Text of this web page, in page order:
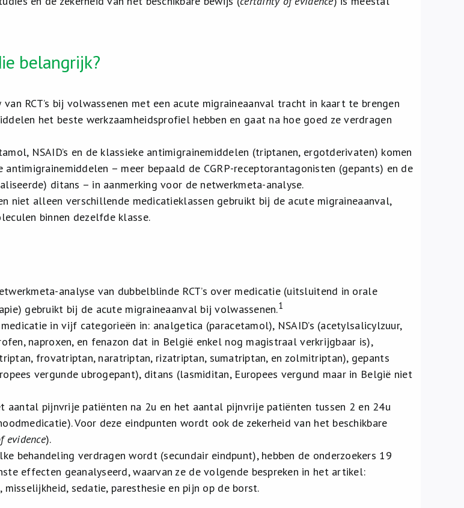
belangrijk?
RCT’s bij volwassenen met een acute migraineaanval tracht in kaart te brengen
het beste werkzaamheidsprofiel hebben en gaat na hoe goed ze verdragen
NSAID’s en de klassieke antimigrainemiddelen (triptanen, ergotderivaten) komen
antimigrainemiddelen – meer bepaald de CGRP-receptorantagonisten (gepants) en de
ditans – in aanmerking voor de netwerkmeta-analyse.
niet alleen verschillende medicatieklassen gebruikt bij de acute migraineaanval,
binnen dezelfde klasse.
analyse van dubbelblinde RCT’s over medicatie (uitsluitend in orale
gebruikt bij de acute migraineaanval bij volwassenen.1
in vijf categorieën in: analgetica (paracetamol), NSAID’s (acetylsalicylzuur,
naproxen, en fenazon dat in België enkel nog magistraal verkrijgbaar is),
frovatriptan, naratriptan, rizatriptan, sumatriptan, en zolmitriptan), gepants
vergunde ubrogepant), ditans (lasmiditan, Europees vergund maar in België niet
aantal pijnvrije patiënten na 2u en het aantal pijnvrije patiënten tussen 2 en 24u
Voor deze eindpunten wordt ook de zekerheid van het beschikbare
evidence).
behandeling verdragen wordt (secundair eindpunt), hebben de onderzoekers 19
effecten geanalyseerd, waarvan ze de volgende bespreken in het artikel:
misselijkheid, sedatie, paresthesie en pijn op de borst.